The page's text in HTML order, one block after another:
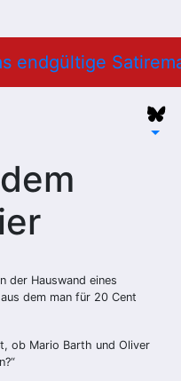
der Hauswand eines
dem man für 20 Cent
ob Mario Barth und Oliver